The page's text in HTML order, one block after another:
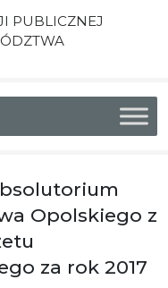
PUBLICZNEJ
Opolskiego z
za rok 2017